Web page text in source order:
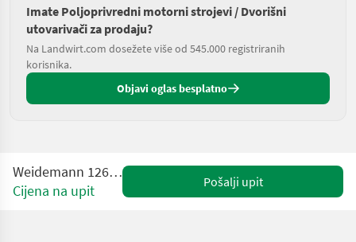
Imate Poljoprivredni motorni strojevi / Dvorišni
utovarivači za prodaju?
Na Landwirt.com dosežete više od 545.000 registriranih
korisnika.
Objavi oglas besplatno
Weidemann 1260 LP Hoftrac
Cijena na upit
Pošalji upit